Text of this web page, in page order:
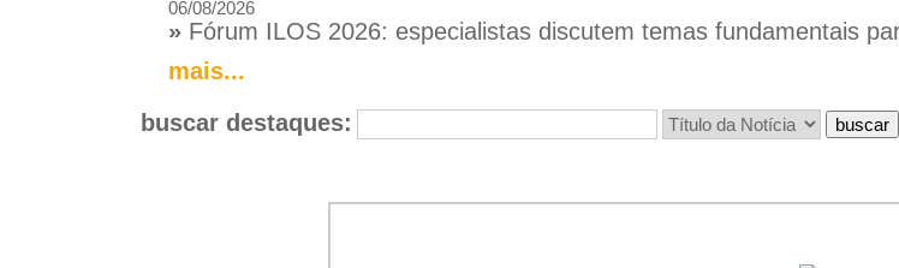
06/08/2026
» Fórum ILOS 2026: especialistas discutem temas fundamentais
mais...
buscar destaques: